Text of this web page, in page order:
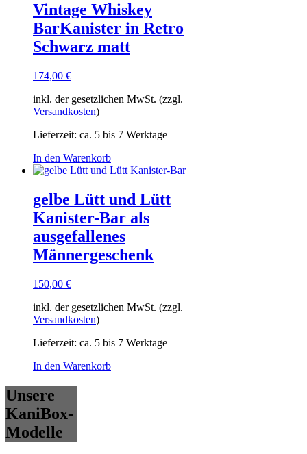
Vintage Whiskey
BarKanister in Retro
Schwarz matt
174,00 €
inkl. der gesetzlichen MwSt. (zzgl.
Versandkosten)
Lieferzeit: ca. 5 bis 7 Werktage
In den Warenkorb
gelbe Lütt und Lütt
Kanister-Bar als
ausgefallenes
Männergeschenk
150,00 €
inkl. der gesetzlichen MwSt. (zzgl.
Versandkosten)
Lieferzeit: ca. 5 bis 7 Werktage
In den Warenkorb
Unsere
KaniBox-
Modelle